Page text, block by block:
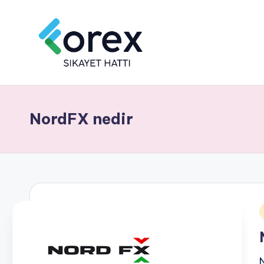
NordFX nedir